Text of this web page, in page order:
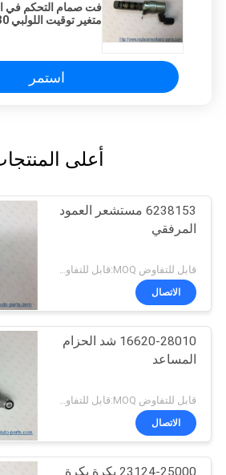
فت صمام التحكم في
استمر
أعلى
6238153 مستشعر العمود
المرفقي
قابل للتفاوض MOQ:قابل للتفاوض
الاتصال
16620-28010 شد الحزام
المساعد
الاتصال
23124-25000 بكرة بكرة